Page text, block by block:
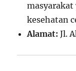
kesehatan
Alamat: Jl.